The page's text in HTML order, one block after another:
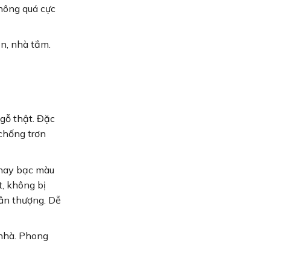
quá cực
nhà tắm.
thật. Đặc
trơn
bạc màu
không bị
thượng. Dễ
Phong